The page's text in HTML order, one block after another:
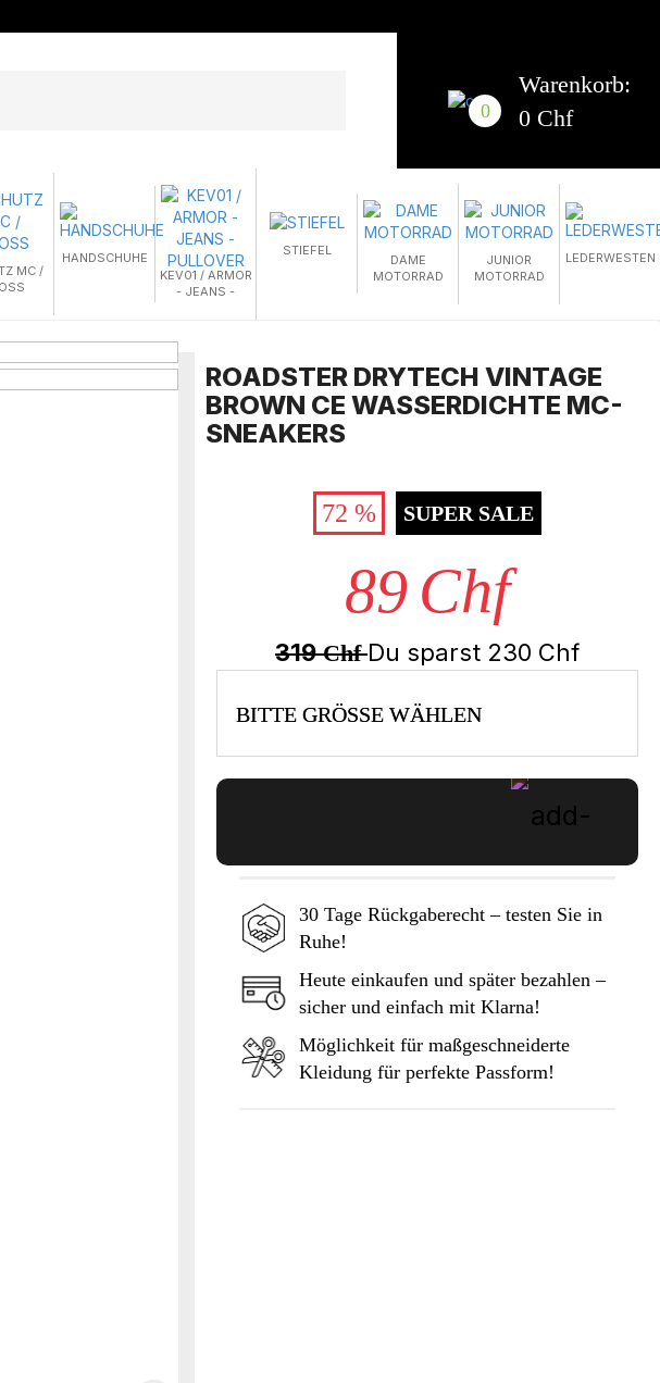
0
Warenkorb:
0 Chf
MC /
HANDSCHUHE
KEV01 / ARMOR
- JEANS -
STIEFEL
DAME
MOTORRAD
JUNIOR
MOTORRAD
LEDERWESTEN
ROADSTER DRYTECH VINTAGE
BROWN CE WASSERDICHTE MC-
SNEAKERS
72 % SUPER SALE
89 Chf
319ChfDu sparst 230 Chf
BITTE GRÖSSE WÄHLEN
In den Warenkorb
30 Tage Rückgaberecht – testen Sie in
Ruhe!
Heute einkaufen und später bezahlen –
sicher und einfach mit Klarna!
Möglichkeit für maßgeschneiderte
Kleidung für perfekte Passform!